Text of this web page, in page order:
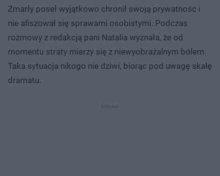
Zmarły poseł wyjątkowo chronił swoją prywatność i
nie afiszował się sprawami osobistymi. Podczas
rozmowy z redakcją pani Natalia wyznała, że od
momentu straty mierzy się z niewyobrażalnym bólem.
Taka sytuacja nikogo nie dziwi, biorąc pod uwagę skalę
dramatu.